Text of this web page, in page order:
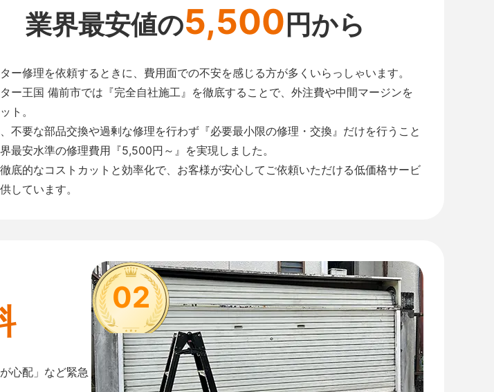
業界最安値の5,500円から
ー修理を依頼するときに、費用面での不安を感じる方が多くいらっしゃいます。
ー王国 備前市では『完全自社施工』を徹底することで、外注費や中間マージンを
ト。
不要な部品交換や過剰な修理を行わず『必要最小限の修理・交換』だけを行うこと
最安水準の修理費用『5,500円～』を実現しました。
底的なコストカットと効率化で、お客様が安心してご依頼いただける低価格サービ
しています。
02
心配」など緊急